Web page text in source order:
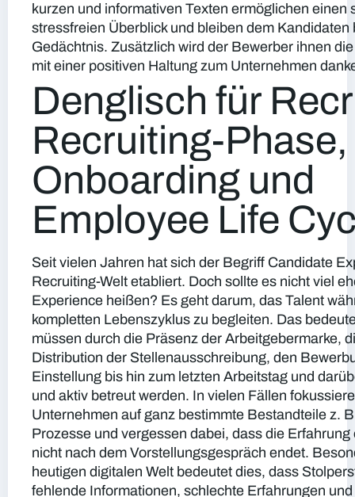
kurzen und informativen Texten ermöglichen einen
stressfreien Überblick und bleiben dem Kandidaten
Gedächtnis. Zusätzlich wird der Bewerber ihnen
mit einer positiven Haltung zum Unternehmen
Denglisch für
Recruiting-Phase,
Onboarding und
Employee Life
Seit vielen Jahren hat sich der Begriff Candidate
Recruiting-Welt etabliert. Doch sollte es nicht viel
Experience heißen? Es geht darum, das Talent
kompletten Lebenszyklus zu begleiten. Das
müssen durch die Präsenz der Arbeitgebermarke,
Distribution der Stellenausschreibung, den
Einstellung bis hin zum letzten Arbeitstag und
und aktiv betreut werden. In vielen Fällen
Unternehmen auf ganz bestimmte Bestandteile z.
Prozesse und vergessen dabei, dass die
nicht nach dem Vorstellungsgespräch endet.
heutigen digitalen Welt bedeutet dies, dass
fehlende Informationen, schlechte Erfahrungen